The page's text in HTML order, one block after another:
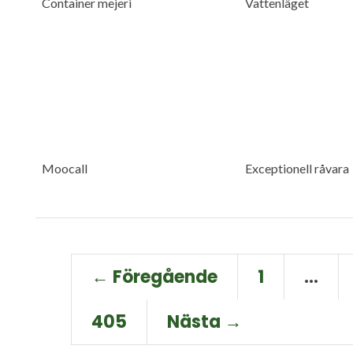
Container mejeri Vattenläget
Moocall Exceptionell råvara
← Föregående 1
…
405
Nästa →